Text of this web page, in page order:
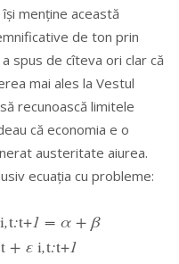
menţine această
de ton prin
spus de cîteva ori clar că
mai ales la Vestul
recunoască limitele
că economia e o
austeritate aiurea.
ecuaţia cu probleme:
i,t:t+1 = α + β
t+ εi,t:t+1